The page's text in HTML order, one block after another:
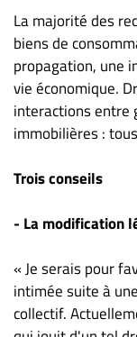
S’abonner
FAQ
Politique de
confidentialité
La majorité des
biens de
propagation, une
vie économique.
interactions entre
immobilières :
Trois conseils
- La modification
« Je serais pour
intimée suite à
collectif.